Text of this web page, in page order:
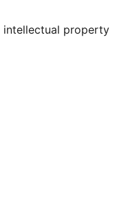
intellectual property